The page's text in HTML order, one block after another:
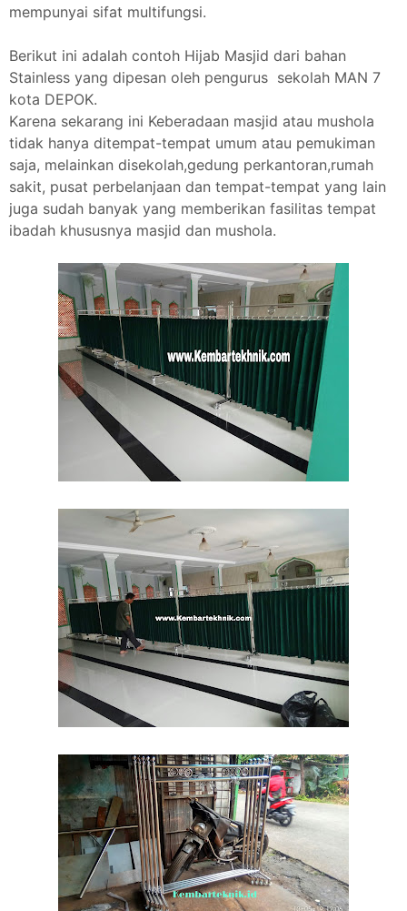
mempunyai sifat multifungsi.
Berikut ini adalah contoh Hijab Masjid dari bahan
Stainless yang dipesan oleh pengurus sekolah MAN 7
kota DEPOK.
Karena sekarang ini Keberadaan masjid atau mushola
tidak hanya ditempat-tempat umum atau pemukiman
saja, melainkan disekolah,gedung perkantoran,rumah
sakit, pusat perbelanjaan dan tempat-tempat yang lain
juga sudah banyak yang memberikan fasilitas tempat
ibadah khususnya masjid dan mushola.